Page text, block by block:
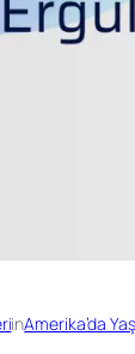
inAmerika’da